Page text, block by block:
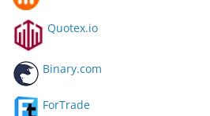
Quotex.io
Binary.com
ForTrade